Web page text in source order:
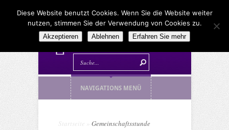
NAVIGATIONS MENÜ
Startseite Gemeinschaftsstunde
Diese Website benutzt Cookies. Wenn Sie die Website weiter
nutzen, stimmen Sie der Verwendung von Cookies zu.
Akzeptieren Ablehnen Erfahren Sie mehr